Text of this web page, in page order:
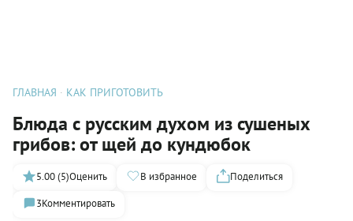
ГЛАВНАЯ КАК ПРИГОТОВИТЬ
Блюда с русским духом из сушеных
грибов: от щей до кундюбок
5.00 (5)Оценить В избранное
Поделиться
3Комментировать